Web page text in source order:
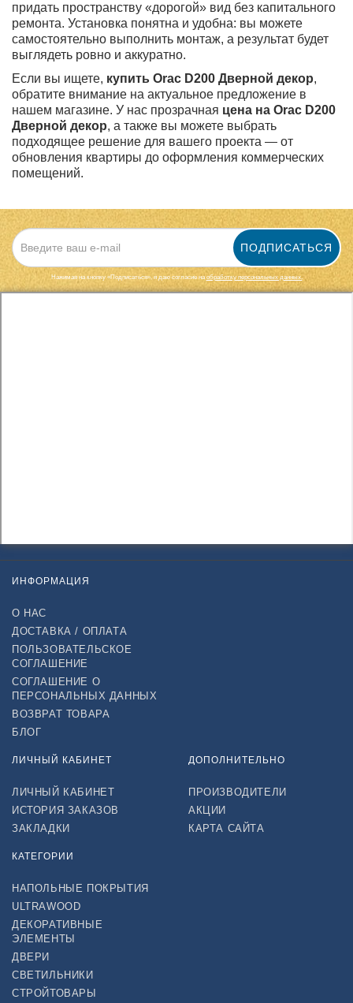
придать пространству «дорогой» вид без капитального
ремонта. Установка понятна и удобна: вы можете
самостоятельно выполнить монтаж, а результат будет
выглядеть ровно и аккуратно.
Если вы ищете, купить Orac D200 Дверной декор,
обратите внимание на актуальное предложение в
нашем магазине. У нас прозрачная цена на Orac D200
Дверной декор, а также вы можете выбрать
подходящее решение для вашего проекта — от
обновления квартиры до оформления коммерческих
помещений.
ПОДПИСАТЬСЯ
Нажимая на кнопку «Подписаться», я даю cогласие наобработку персональных данных.
ИНФОРМАЦИЯ
О НАС
ДОСТАВКА / ОПЛАТА
ПОЛЬЗОВАТЕЛЬСКОЕ
СОГЛАШЕНИЕ
СОГЛАШЕНИЕ О
ПЕРСОНАЛЬНЫХ ДАННЫХ
ВОЗВРАТ ТОВАРА
БЛОГ
ЛИЧНЫЙ КАБИНЕТ
ЛИЧНЫЙ КАБИНЕТ
ИСТОРИЯ ЗАКАЗОВ
ЗАКЛАДКИ
ДОПОЛНИТЕЛЬНО
ПРОИЗВОДИТЕЛИ
АКЦИИ
КАРТА САЙТА
КАТЕГОРИИ
НАПОЛЬНЫЕ ПОКРЫТИЯ
ULTRAWOOD
ДЕКОРАТИВНЫЕ
ЭЛЕМЕНТЫ
ДВЕРИ
СВЕТИЛЬНИКИ
СТРОЙТОВАРЫ